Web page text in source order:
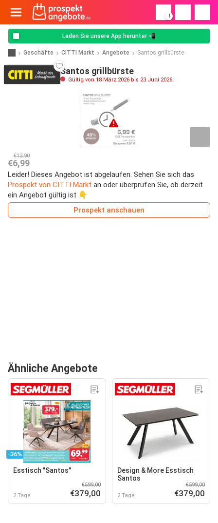
!
Laden Sie unsere App herunter 📲
Geschäfte CITTI Markt Angebote Santos grillbürste
Santos grillbürste
Gültig von 18 März 2026 bis 23 Juni 2026
€13,90
€6,99
Leider! Dieses Angebot ist abgelaufen. Sehen Sie sich das
Prospekt von CITTI Markt an oder überprüfen Sie, ob derzeit
ein Angebot gültig ist 👇
Prospekt anschauen
Ähnliche Angebote
-36%
Esstisch "Santos"
2 Tage
€599,00
€379,00
Design & More Esstisch
Santos
2 Tage
€599,00
€379,00